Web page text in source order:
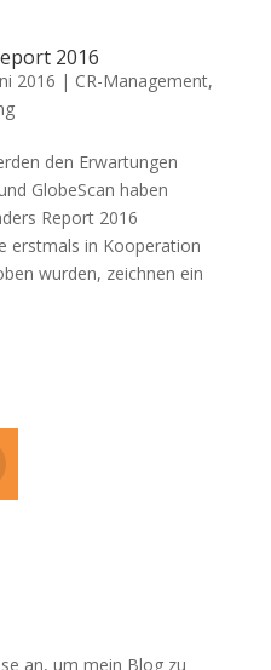
2016
2016 | CR-Management,
den Erwartungen
GlobeScan haben
Report 2016
erstmals in Kooperation
wurden, zeichnen ein
an, um mein Blog zu